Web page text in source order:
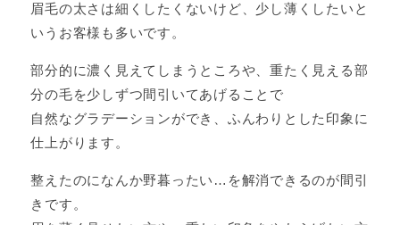
眉毛の太さは細くしたくないけど、少し薄くしたいと
いうお客様も多いです。
部分的に濃く見えてしまうところや、重たく見える部
分の毛を少しずつ間引いてあげることで
自然なグラデーションができ、ふんわりとした印象に
仕上がります。
整えたのになんか野暮ったい…を解消できるのが間引
きです。